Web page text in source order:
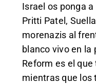
Israel os ponga
Pritti Patel,
morenazis al
blanco vivo en la
Reform es el
mientras que los